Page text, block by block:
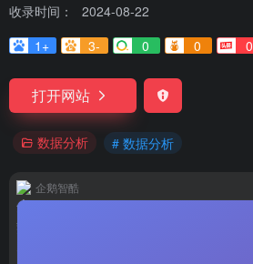
收录时间：
2024-08-22
1+
3- 0 0 0
打开网站
数据分析 # 数据分析
企鹅智酷